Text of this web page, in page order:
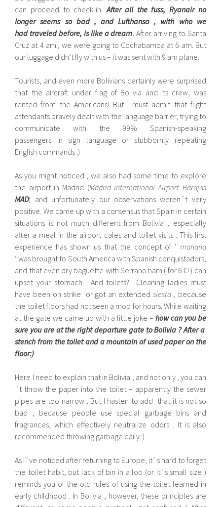
can proceed to check-in. After all the fuss, Ryanair no
longer seems so bad , and Lufthansa , with who we
had traveled before, is like a dream. After arriving to Santa
Cruz at 4 am., we were going to Cochabamba at 6 am. But
our luggage didn’t fly with us – it was sent with 9 am plane.
Tourists, and even more Bolivians certainly were surprised
that the aircraft under flag of Bolivia and its crew, was
rented from the Americans! But I must admit that flight
attendants bravely dealt with the language barrier, trying to
communicate with the 99% Spanish-speaking
passengers in sign language or stubbornly repeating
English commands :)
As you might noticed , we also had some time to explore
the airport in Madrid (Madrid International Airport Barajas
MAD) and unfortunately our observations weren´t very
positive. We came up with a consensus that Spain in certain
situations is not much different from Bolivia , especially
after a meal in the airport cafes and toilet visits . This first
experience has shown us that the concept of ‘ manana
‘ was brought to South America with Spanish conquistadors,
and that even dry baguette with Serrano ham ( for 6 ​​€! ) can
upset your stomach. And toilets? Cleaning ladies must
have been on strike or got an extended siesta, because
the toilet floors had not seen a mop for hours. While waiting
at the gate we came up with a little joke – how can you be
sure you are at the right departure gate to Bolivia ? After a
stench from the toilet and a mountain of used paper on the
floor:)
Here I need to explain that in Bolivia , and not only , you can
´t throw the paper into the toilet – apparently the sewer
pipes are too narrow . But I hasten to add that it is not so
bad , because people use special garbage bins and
fragrances, which effectively neutralize odors . It is also
recommended throwing garbage daily :)
As I´ve noticed after returning to Europe, it`s hard to forget
the toilet habit, but lack of bin in a loo (or it`s small size )
reminds you of the old rules of using the toilet learned in
early childhood . In Bolivia , however, these principles are